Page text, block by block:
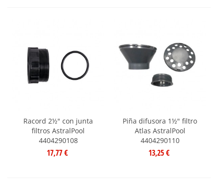
Racord 2½" con junta
filtros AstralPool
4404290108
17,77 €
Piña difusora 1½" filtro
Atlas AstralPool
4404290110
13,25 €